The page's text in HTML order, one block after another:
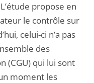
propose en
le contrôle sur
celui-ci n’a pas
des
(CGU) qui lui sont
moment les